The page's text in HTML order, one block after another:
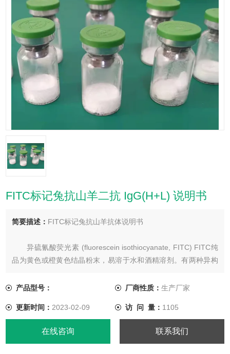
FITC标记兔抗山羊二抗 IgG(H+L) 说明书
简要描述： FITC标记兔抗山羊抗体说明书
异硫氰酸荧光素 (fluorescein isothiocyanate, FITC) FITC纯
品为黄色或橙黄色结晶粉末，易溶于水和酒精溶剂。有两种异构
良。FITC分子量为389.4，最大吸收光波长为490～495nm，最
产品型号： 厂商性质： 生产厂家
更新时间： 2023-02-09 访 问 量： 1105
在线咨询 联系我们